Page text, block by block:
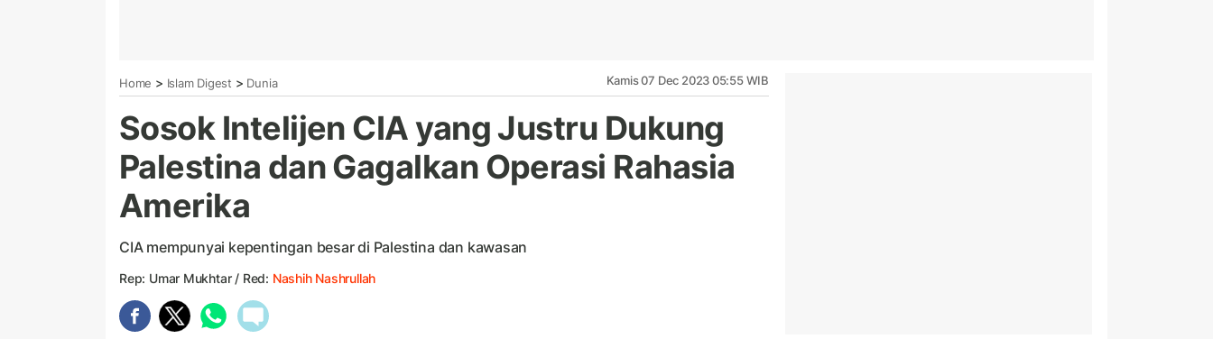
Home > Islam Digest > Dunia Kamis 07 Dec 2023 05:55 WIB
Sosok Intelijen CIA yang Justru Dukung
Palestina dan Gagalkan Operasi Rahasia
Amerika
CIA mempunyai kepentingan besar di Palestina dan kawasan
Rep: Umar Mukhtar / Red: Nashih Nashrullah